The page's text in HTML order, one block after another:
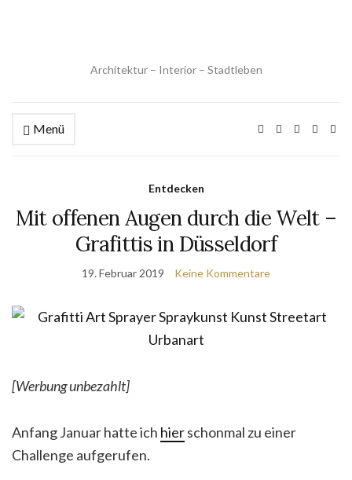
Architektur – Interior – Stadtleben
Menü
Entdecken
Mit offenen Augen durch die Welt –
Grafittis in Düsseldorf
19. Februar 2019 Keine Kommentare
[Werbung unbezahlt]
Anfang Januar hatte ich hierschonmal zu einer
Challenge aufgerufen.